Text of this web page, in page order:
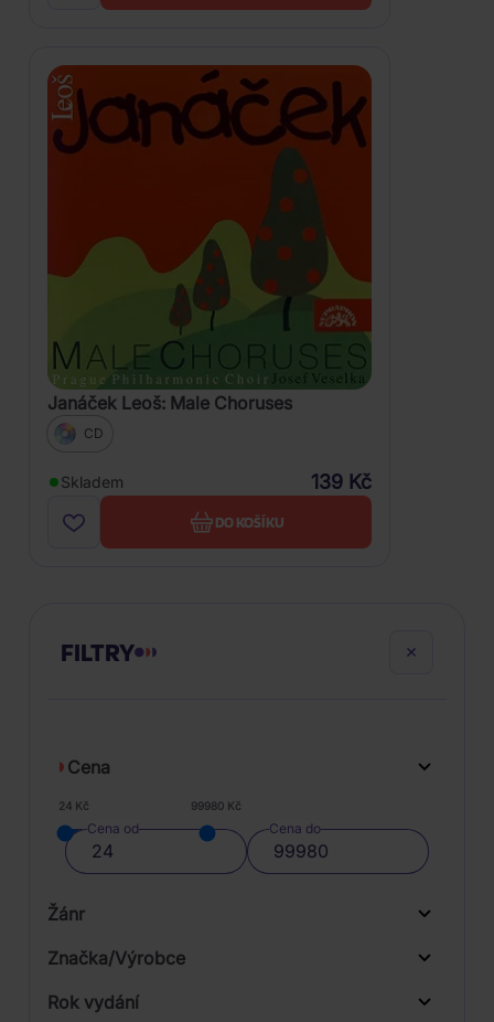
Janáček Leoš: Male Choruses
CD
Skladem 139 Kč
DO KOŠÍKU
FILTRY
Cena
24 Kč 99980 Kč
Cena od Cena do
Žánr
Značka/Výrobce
Rok vydání